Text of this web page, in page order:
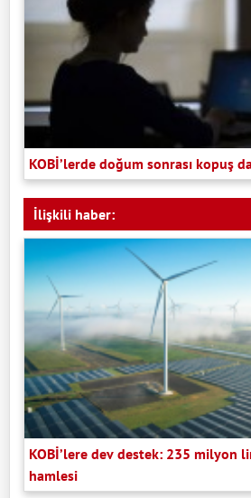
KOBİ’lerde doğum sonrası kopuş
İlişkili haber:
KOBİ’lere dev destek: 235 milyon
hamlesi